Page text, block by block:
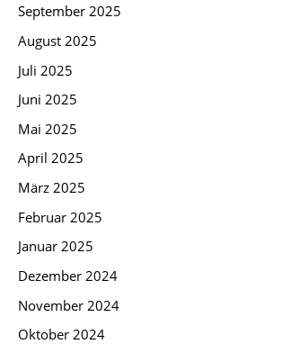
September 2025
August 2025
Juli 2025
Juni 2025
Mai 2025
April 2025
März 2025
Februar 2025
Januar 2025
Dezember 2024
November 2024
Oktober 2024